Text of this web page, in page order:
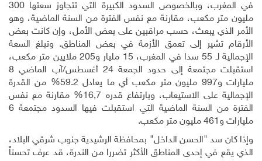
في المغرب، وبالخصوص السدود الكبيرة التي تتجاوز سعتها 300
مليون متر مكعب، مقارنة مع نفس الفترة من السنة الماضية، وهو
الأمر الذي يبعث، حسب مراقبين على بعض الأمل، وإن كانت بعض
الأرقام تشير إلى تعمق الأزمة في بعض المناطق. وتبلغ السعة
الإجمالية لـ 55 سدا في المغرب، 15 مليار و205 ملايين متر مكعب،
استقبلت مجتمعة إلى حدود الجمعة 24 أغسطس/آب الماضي 8
مليارات و997 مليون متر مكعب أي ما يعادل 59.2% من القدرة
الإجمالية على الاستيعاب، وبارتفاع قدره 16,7% مقارنة مع نفس
الفترة من السنة الماضية التي استقبلت فيها السدود مجتمعة 6
مليارات و461 مليون متر مكعب
.
وإذا كان سد "الحسن الداخل" بمحافظة الرشيدية جنوب شرقي البلاد،
الذي يقع في إحدى المناطق الأكثر تضررا من الندرة، قد عرف تحسناً